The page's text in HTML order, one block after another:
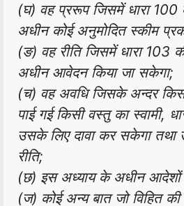
(घ) वह प्ररूप जिसमें धारा 100
अधीन कोई अनुमोदित स्कीम
(ङ) वह रीति जिसमें धारा 103
अधीन आवेदन किया जा सकेगा;
(च) वह अवधि जिसके अन्दर
पाई गई किसी वस्तु का स्वामी,
उसके लिए दावा कर सकेगा
रीति;
(छ) इस अध्याय के अधीन आदेशों
(ज) कोई अन्य बात जो विहित